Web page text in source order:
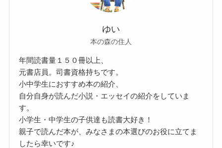
ゆい
本の森の住人
年間読書量１５０冊以上、
元書店員。司書資格持ちです。
小中学生におすすめ本の紹介、
自分自身が読んだ小説・エッセイの紹介をしていま
す。
小学生・中学生の子供達も読書大好き！
親子で読んだ本が、みなさまの本選びのお役に立てま
したら幸いです♪